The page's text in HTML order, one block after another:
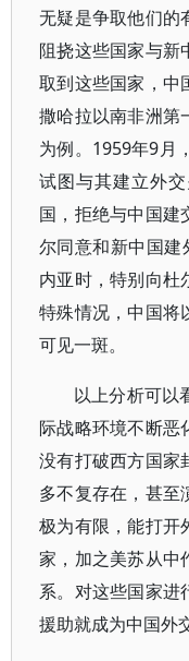
无疑是争取他们的
阻挠这些国家与新
取到这些国家，中
撒哈拉以南非洲第
为例。1959年9月
试图与其建立外
国，拒绝与中国建
尔同意和新中国
内亚时，特别向杜
特殊情况，中国将
可见一斑。
以上分析可以
际战略环境不断恶
没有打破西方国家
多不复存在，甚至
极为有限，能打开
家，加之美苏从中
系。对这些国家进
援助就成为中国外